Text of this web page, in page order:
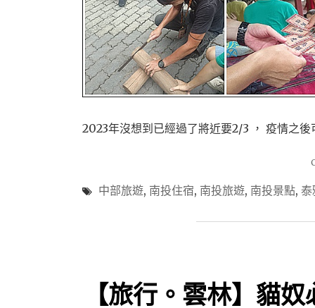
2023年沒想到已經過了將近要2/3 ， 疫情之
中部旅遊, 南投住宿, 南投旅遊, 南投景點, 泰
【旅行。雲林】貓